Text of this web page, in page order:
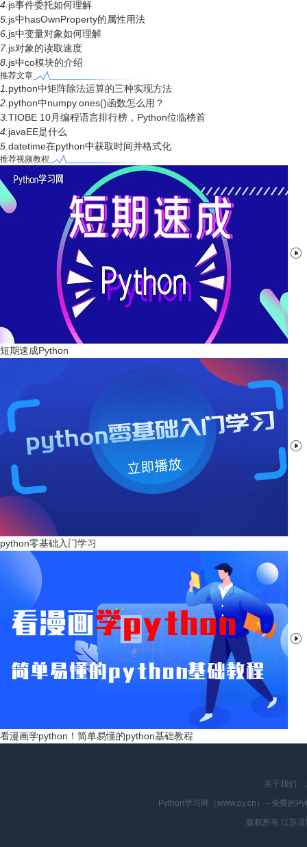
4. js事件委托如何理解
5. js中hasOwnProperty的属性用法
6. js中变量对象如何理解
7. js对象的读取速度
8. js中co模块的介绍
推荐文章
1. python中矩阵除法运算的三种实现方法
2. python中numpy.ones()函数怎么用？
3. TIOBE 10月编程语言排行榜，Python位临榜首
4. javaEE是什么
5. datetime在python中获取时间并格式化
推荐视频教程

短期速成Python

python零基础入门学习

看漫画学python！简单易懂的python基础教程
关于我们
Python学习网（www.py.cn） - 免费的
版权所有 江苏